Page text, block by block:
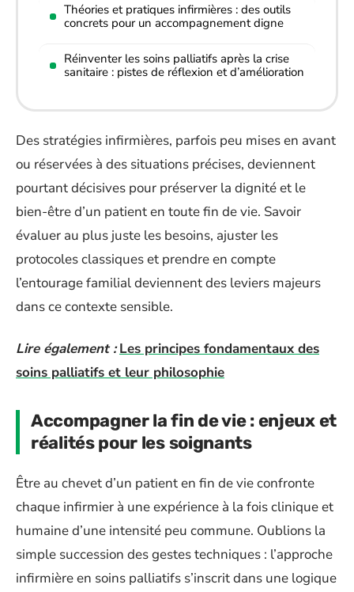
Théories et pratiques infirmières : des outils
concrets pour un accompagnement digne
Réinventer les soins palliatifs après la crise
sanitaire : pistes de réflexion et d’amélioration
Des stratégies infirmières, parfois peu mises en avant
ou réservées à des situations précises, deviennent
pourtant décisives pour préserver la dignité et le
bien-être d’un patient en toute fin de vie. Savoir
évaluer au plus juste les besoins, ajuster les
protocoles classiques et prendre en compte
l’entourage familial deviennent des leviers majeurs
dans ce contexte sensible.
Lire également : Les principes fondamentaux des
soins palliatifs et leur philosophie
Accompagner la fin de vie : enjeux et
réalités pour les soignants
Être au chevet d’un patient en fin de vie confronte
chaque infirmier à une expérience à la fois clinique et
humaine d’une intensité peu commune. Oublions la
simple succession des gestes techniques : l’approche
infirmière en soins palliatifs s’inscrit dans une logique